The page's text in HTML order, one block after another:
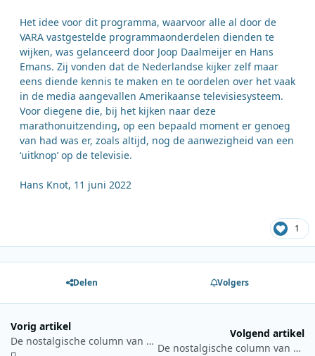
Het idee voor dit programma, waarvoor alle al door de
VARA vastgestelde programmaonderdelen dienden te
wijken, was gelanceerd door Joop Daalmeijer en Hans
Emans. Zij vonden dat de Nederlandse kijker zelf maar
eens diende kennis te maken en te oordelen over het vaak
in de media aangevallen Amerikaanse televisiesysteem.
Voor diegene die, bij het kijken naar deze
marathonuitzending, op een bepaald moment er genoeg
van had was er, zoals altijd, nog de aanwezigheid van een
‘uitknop’ op de televisie.
Hans Knot, 11 juni 2022
1
Delen Volgers
Vorig artikel
De nostalgische column van Hans Knot 28 mei 2022
Volgend artikel
De nostalgische column van Hans Knot 25 juni 2022